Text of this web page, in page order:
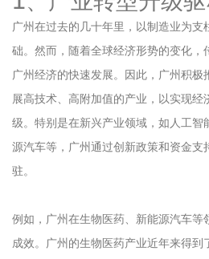
广州在过去的几十年里，以制造业为支
础。然而，随着全球经济形势的变化，
广州经济的快速发展。因此，广州积
展高技术、高附加值的产业，以实现
级。特别是在新兴产业领域，如人工智
源汽车等，广州通过创新政策和资金支
驻。
例如，广州在生物医药、新能源汽车等
成效。广州的生物医药产业近年来得到